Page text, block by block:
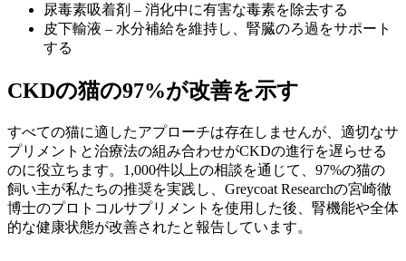
尿毒素吸着剤 – 消化中に有害な毒素を除去する
皮下輸液 – 水分補給を維持し、腎臓のろ過をサポート
する
CKDの猫の97%が改善を示す
すべての猫に適したアプローチは存在しませんが、適切なサ
プリメントと治療法の組み合わせがCKDの進行を遅らせる
のに役立ちます。1,000件以上の相談を通じて、97%の猫の
飼い主が私たちの推奨を実践し、Greycoat Researchの宮崎徹
博士のプロトコルサプリメントを使用した後、腎機能や全体
的な健康状態が改善されたと報告しています。